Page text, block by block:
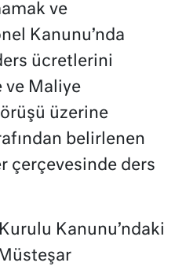
ve
Kanunu’nda
ücretlerini
ve Maliye
üzerine
belirlenen
çerçevesinde ders
Kanunu’ndaki
Müsteşar